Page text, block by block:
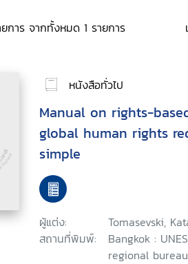
การ จากทั้งหมด 1 รายการ
หนังสือทั่วไป
Manual on rights-
global human rights
simple
ผู้แต่ง:
Tomasevski,
สถานที่พิมพ์:
Bangkok :
regional